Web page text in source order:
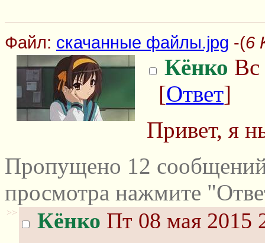
Файл: скачанные файлы.jpg -(6
Кёнко Вс
[Ответ]
Привет, я
Пропущено 12
просмотра нажмите
>> Кёнко Пт 08 мая 2015